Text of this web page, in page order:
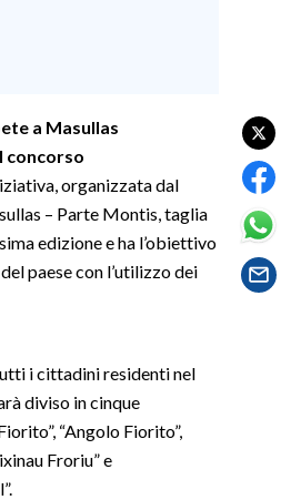
a Masullas
concorso
organizzata dal
– Parte Montis, taglia
edizione e ha l’obiettivo
paese con l’utilizzo dei
i cittadini residenti nel
diviso in cinque
“Angolo Fiorito”,
Froriu” e